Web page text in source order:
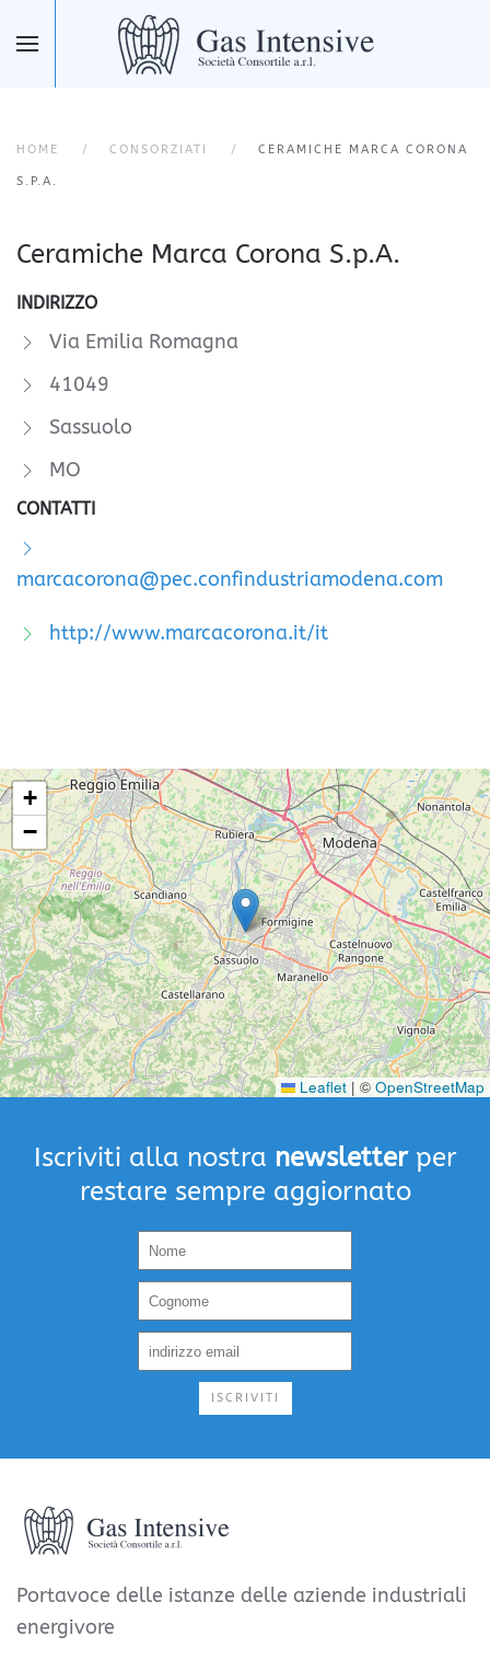
Skip to main content
HOME CONSORZIATI CERAMICHE MARCA CORONA
S.P.A.
Ceramiche Marca Corona S.p.A.
INDIRIZZO
Via Emilia Romagna
41049
Sassuolo
MO
CONTATTI
marcacorona@pec.confindustriamodena.com
http://www.marcacorona.it/it
+
−
Leaflet | © OpenStreetMap
Iscriviti alla nostra newsletterper
restare sempre aggiornato
ISCRIVITI
Portavoce delle istanze delle aziende industriali
energivore